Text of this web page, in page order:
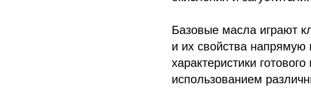
Базовые масла играют
и их свойства напрямую
характеристики
использованием